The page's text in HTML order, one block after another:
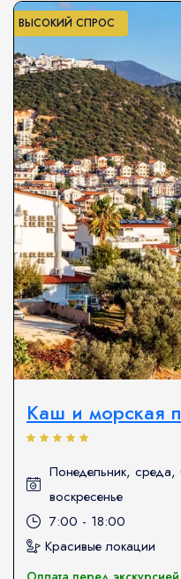
ВЫСОКИЙ СПРОС
Каш и морская
Понедельник, среда,
воскресенье
7:00 - 18:00
Красивые локации